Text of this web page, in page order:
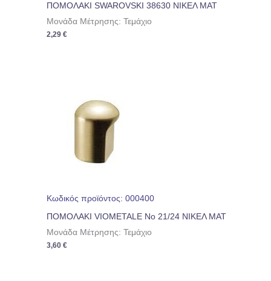
ΠΟΜΟΛΑΚΙ SWAROVSKI 38630 ΝΙΚΕΛ ΜΑΤ
Μονάδα Μέτρησης: Τεμάχιο
2,29€
Κωδικός προϊόντος: 000400
ΠΟΜΟΛΑΚΙ VIOMETALE No 21/24 ΝΙΚΕΛ ΜΑΤ
Μονάδα Μέτρησης: Τεμάχιο
3,60€